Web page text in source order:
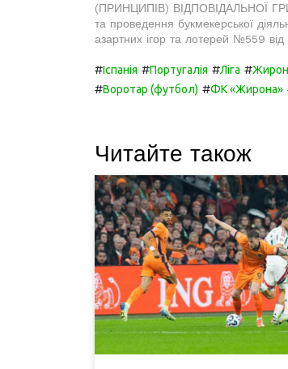
(ПРИНЦИПІВ) ВІДПОВІДАЛЬНОЇ
та проведення букмекерської
азартних ігор та лотерей №559 від
#Іспанія #Португалія #Ліга #
#Воротар (футбол) #ФК «Жирона»
Читайте також